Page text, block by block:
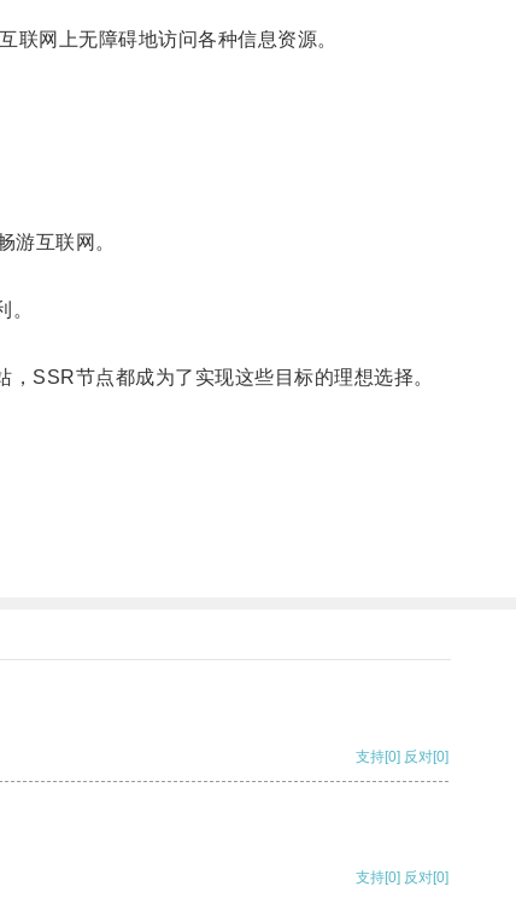
网上无障碍地访问各种信息资源。
互联网。
SSR节点都成为了实现这些目标的理想选择。
支持[0] 反对[0]
支持[0] 反对[0]